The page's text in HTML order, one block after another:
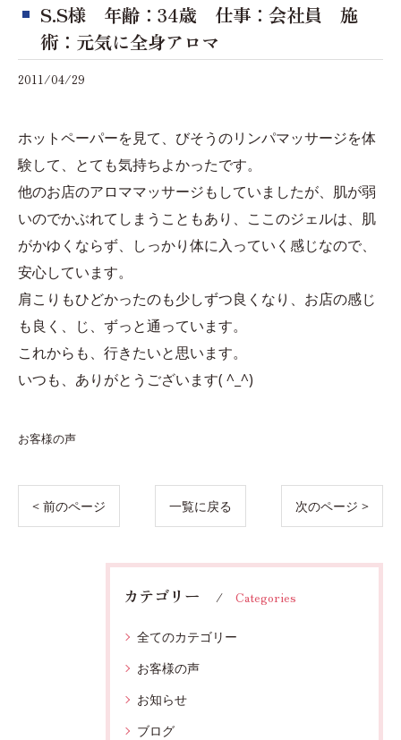
S.S様 年齢：34歳 仕事：会社員 施
術：元気に全身アロマ
2011/04/29
ホットペーパーを見て、びそうのリンパマッサージを体
験して、とても気持ちよかったです。
他のお店のアロママッサージもしていましたが、肌が弱
いのでかぶれてしまうこともあり、ここのジェルは、肌
がかゆくならず、しっかり体に入っていく感じなので、
安心しています。
肩こりもひどかったのも少しずつ良くなり、お店の感じ
も良く、じ、ずっと通っています。
これからも、行きたいと思います。
いつも、ありがとうございます( ^_^)
お客様の声
< 前のページ 一覧に戻る 次のページ >
カテゴリー Categories
全てのカテゴリー
お客様の声
お知らせ
ブログ